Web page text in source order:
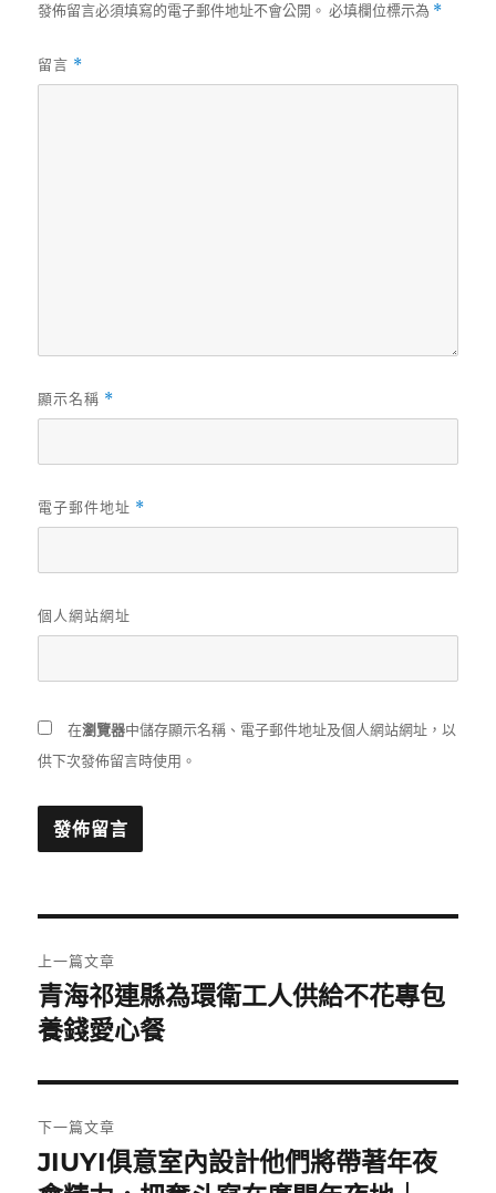
發佈留言必須填寫的電子郵件地址不會公開。 必填欄位標示為 *
留言 *
顯示名稱 *
電子郵件地址 *
個人網站網址
在瀏覽器中儲存顯示名稱、電子郵件地址及個人網站網址，以
供下次發佈留言時使用。
章
導
覽
上一篇文章
上
一
文
章:
青海祁連縣為環衛工人供給不花專包
養錢愛心餐
下一篇文章
下
JIUYI俱意室內設計他們將帶著年夜